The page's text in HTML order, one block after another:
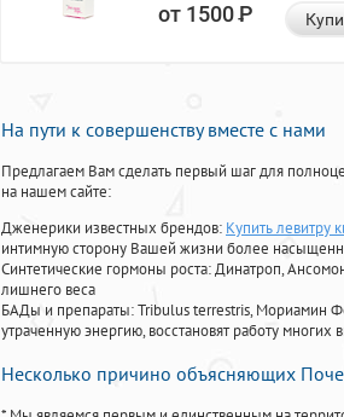
от 1500Р
На пути к совершенству вместе с нами
Предлагаем Вам сделать первый шаг для
на нашем сайте:
Дженерики известных брендов: Купить левитру
интимную сторону Вашей жизни более
Синтетические гормоны роста: Динатроп,
лишнего веса
БАДы и препараты:Tribulus terrestris, Мориамин
утраченную энергию, восстановят работу многих
Несколько причино объясняющих